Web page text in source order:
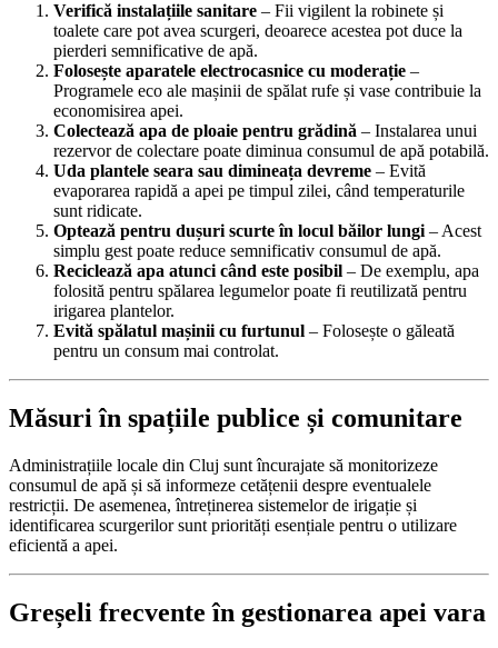
Verifică instalațiile sanitare – Fii vigilent la robinete și
toalete care pot avea scurgeri, deoarece acestea pot duce la
pierderi semnificative de apă.
Folosește aparatele electrocasnice cu moderație –
Programele eco ale mașinii de spălat rufe și vase contribuie la
economisirea apei.
Colectează apa de ploaie pentru grădină – Instalarea unui
rezervor de colectare poate diminua consumul de apă potabilă.
Uda plantele seara sau dimineața devreme – Evită
evaporarea rapidă a apei pe timpul zilei, când temperaturile
sunt ridicate.
Optează pentru dușuri scurte în locul băilor lungi – Acest
simplu gest poate reduce semnificativ consumul de apă.
Reciclează apa atunci când este posibil – De exemplu, apa
folosită pentru spălarea legumelor poate fi reutilizată pentru
irigarea plantelor.
Evită spălatul mașinii cu furtunul – Folosește o găleată
pentru un consum mai controlat.
Măsuri în spațiile publice și comunitare
Administrațiile locale din Cluj sunt încurajate să monitorizeze
consumul de apă și să informeze cetățenii despre eventualele
restricții. De asemenea, întreținerea sistemelor de irigație și
identificarea scurgerilor sunt priorități esențiale pentru o utilizare
eficientă a apei.
Greșeli frecvente în gestionarea apei vara